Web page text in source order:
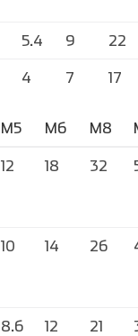
5.4 9 22
4 7 17
M5 M6 M8
12 18 32
10 14 26
8.6 12 21